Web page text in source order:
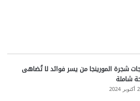
شجرة المورينجا من يسر فوائد لا تُضاهى
شاملة